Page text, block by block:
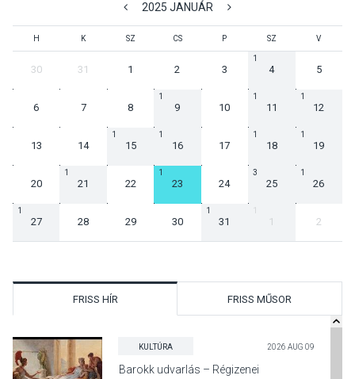
2025 JANUÁR
H K SZ CS P SZ V
30 31 1 2 3 4
1
5
6 7 8 9
1
10 11
1
12
1
13 14 15
1
16
1
17 18
1
19
1
20 21
1
22 23
1
24 25
3
26
1
27
1
28 29 30 31
1
1 2
FRISS HÍR FRISS MŰSOR
KULTÚRA 2026 AUG 09
Barokk udvarlás – Régizenei